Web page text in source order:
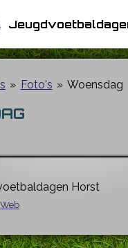
» Foto's » Woensdag
Horst